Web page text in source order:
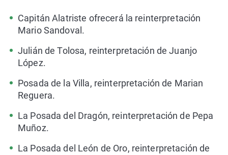
Capitán Alatriste ofrecerá la reinterpretación
Mario Sandoval.
Julián de Tolosa, reinterpretación de Juanjo
López.
Posada de la Villa, reinterpretación de Marian
Reguera.
La Posada del Dragón, reinterpretación de Pepa
Muñoz.
La Posada del León de Oro, reinterpretación de